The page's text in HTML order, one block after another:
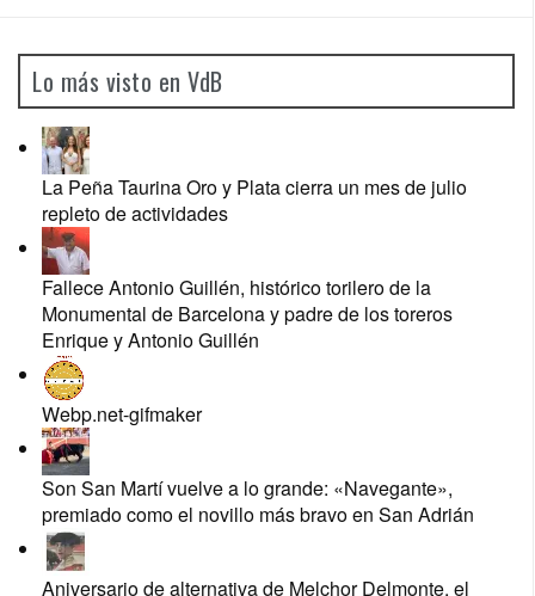
Lo más visto en VdB
La Peña Taurina Oro y Plata cierra un mes de julio
repleto de actividades
Fallece Antonio Guillén, histórico torilero de la
Monumental de Barcelona y padre de los toreros
Enrique y Antonio Guillén
Webp.net-gifmaker
Son San Martí vuelve a lo grande: «Navegante»,
premiado como el novillo más bravo en San Adrián
Aniversario de alternativa de Melchor Delmonte, el